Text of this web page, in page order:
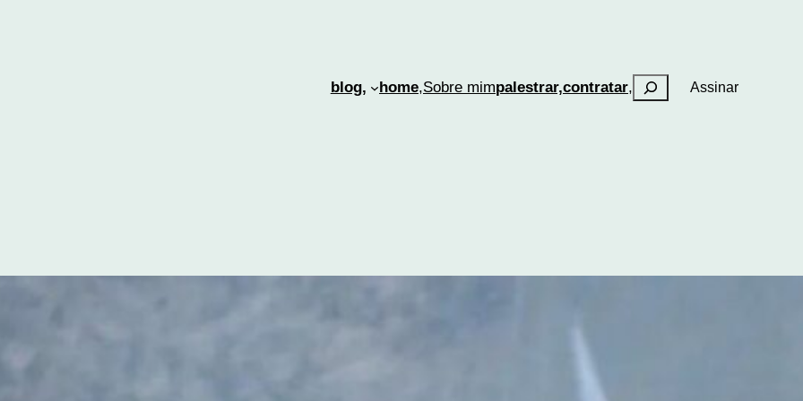
blog, home,Sobre mimpalestrar,contratar, PesquisarAssinar